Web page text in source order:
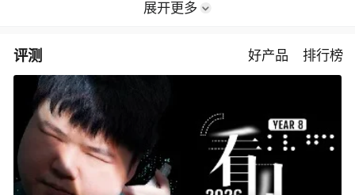
展开更多
评测 好产品 排行榜